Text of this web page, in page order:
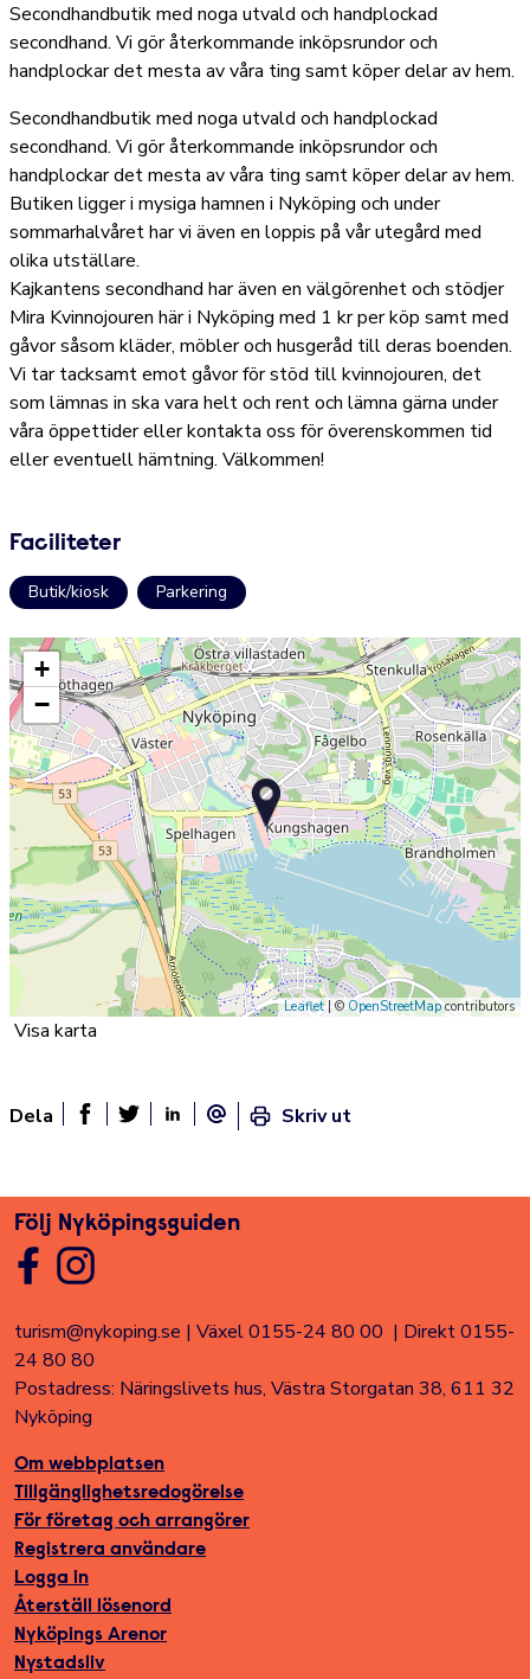
Secondhandbutik med noga utvald och handplockad
secondhand. Vi gör återkommande inköpsrundor och
handplockar det mesta av våra ting samt köper delar av hem.
Secondhandbutik med noga utvald och handplockad
secondhand. Vi gör återkommande inköpsrundor och
handplockar det mesta av våra ting samt köper delar av hem.
Butiken ligger i mysiga hamnen i Nyköping och under
sommarhalvåret har vi även en loppis på vår utegård med
olika utställare.
Kajkantens secondhand har även en välgörenhet och stödjer
Mira Kvinnojouren här i Nyköping med 1 kr per köp samt med
gåvor såsom kläder, möbler och husgeråd till deras boenden.
Vi tar tacksamt emot gåvor för stöd till kvinnojouren, det
som lämnas in ska vara helt och rent och lämna gärna under
våra öppettider eller kontakta oss för överenskommen tid
eller eventuell hämtning. Välkommen!
Faciliteter
Butik/kiosk Parkering
+
−
Leaflet| ©OpenStreetMapcontributors
Visa karta
Dela
Dela sidan på Facebook
E-post
Skriv ut
Följ Nyköpingsguiden
turism@nykoping.se | Växel 0155-24 80 00 | Direkt 0155-
24 80 80
Postadress: Näringslivets hus, Västra Storgatan 38, 611 32
Nyköping
Om webbplatsen
Tillgänglighetsredogörelse
För företag och arrangörer
Registrera användare
Logga in
Återställ lösenord
Nyköpings Arenor
Nystadsliv